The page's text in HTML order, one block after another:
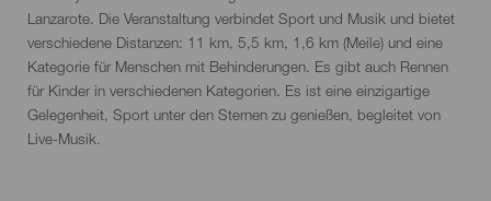
del
evento
Lanzarote. Die Veranstaltung verbindet Sport und Musik und bietet
verschiedene Distanzen: 11 km, 5,5 km, 1,6 km (Meile) und eine
Kategorie für Menschen mit Behinderungen. Es gibt auch Rennen
für Kinder in verschiedenen Kategorien. Es ist eine einzigartige
Gelegenheit, Sport unter den Sternen zu genießen, begleitet von
Live-Musik.